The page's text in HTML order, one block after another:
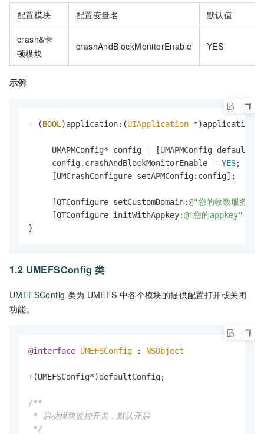
配置模块 配置变量名 默认值
crash&卡
顿模块
crashAndBlockMonitorEnable YES
示例
- (BOOL )application:(UIApplication *)application
UMAPMConfig* config = [UMAPMConfig
     config.crashAndBlockMonitorEnable =
YES;
     [UMCrashConfigure setAPMConfig:config];
     [QTConfigure setCustomDomain:
@"您的收数服务域
     [QTConfigure initWithAppkey:
@"您的appkey"
}
1.2 UMEFSConfig 类
UMEFSConfig 类为 UMEFS 中各个模块的提供配置打开或关闭
功能。
@interface UMEFSConfig : NSObject
+(UMEFSConfig*)defaultConfig;
/**
* 启动模块监控开关，默认开启
*/